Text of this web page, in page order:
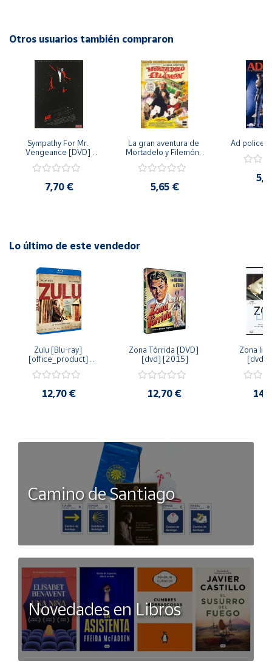
Península
Baleares
profundidad musical. ¡No te pierdas la oportunidad de
Otros usuarios también compraron
Sympathy For Mr.
Vengeance [DVD]
7,70 €
La gran aventura de
Mortadelo y Filemón/
[dvd] [2003]
5,65 €
Ad police
Lo último de este vendedor
Zulu [Blu-ray]
[office_product]
12,70 €
Zona Tórrida [DVD]
[dvd] [2015]
12,70 €
Zona
[dvd]
Camino de Santiago
Novedades en Libros